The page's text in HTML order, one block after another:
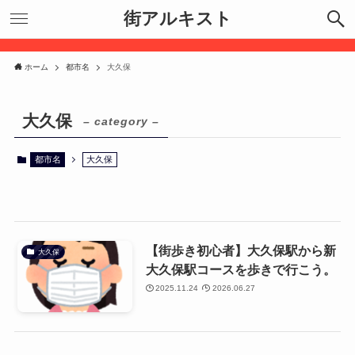
街アルキスト
ホーム 都市名 大久保
大久保 – category –
都市名 大久保
大久保
【街歩き初心者】大久保駅から新
大久保駅コースを歩きで行こう。
2025.11.24 2026.06.27